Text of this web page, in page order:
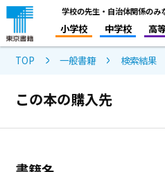
学校の先生・自治体関係のみ
小学校 中学校 高
TOP 一般書籍 検索結果
この本の購入先